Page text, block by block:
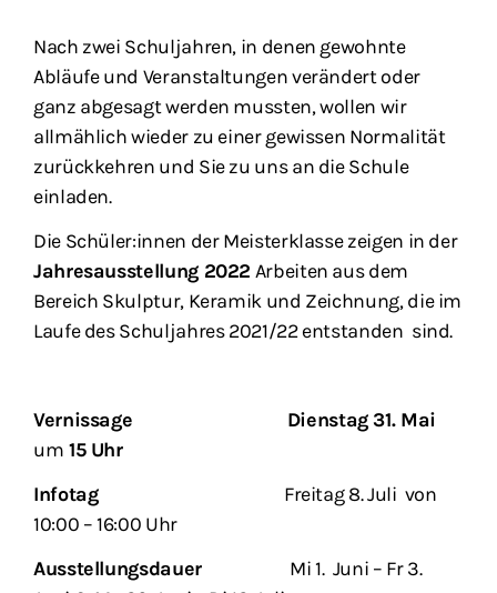
Nach zwei Schuljahren, in denen gewohnte
Abläufe und Veranstaltungen verändert oder
ganz abgesagt werden mussten, wollen wir
allmählich wieder zu einer gewissen Normalität
zurückkehren und Sie zu uns an die Schule
einladen.
Die Schüler:innen der Meisterklasse zeigen in der
Jahresausstellung 2022 Arbeiten aus dem
Bereich Skulptur, Keramik und Zeichnung, die im
Laufe des Schuljahres 2021/22 entstanden sind.
Vernissage
Dienstag 31. Mai
um 15 Uhr
Infotag
Freitag 8. Juli von
10:00 – 16:00 Uhr
Ausstellungsdauer
Mi 1. Juni – Fr 3.